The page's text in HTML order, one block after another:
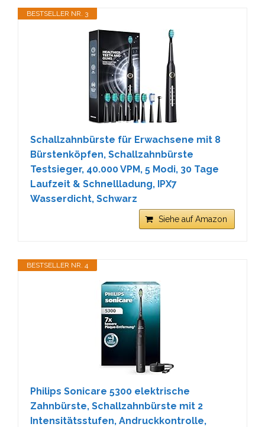
BESTSELLER NR. 3
Schallzahnbürste für Erwachsene mit 8
Bürstenköpfen, Schallzahnbürste
Testsieger, 40.000 VPM, 5 Modi, 30 Tage
Laufzeit & Schnellladung, IPX7
Wasserdicht, Schwarz
Siehe auf Amazon
BESTSELLER NR. 4
Philips Sonicare 5300 elektrische
Zahnbürste, Schallzahnbürste mit 2
Intensitätsstufen, Andruckkontrolle,